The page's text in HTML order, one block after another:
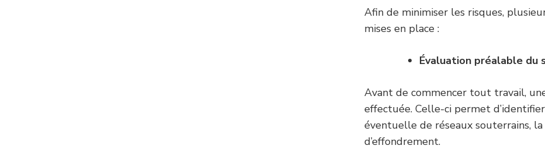
Afin de minimiser les risques,
mises en place :
Évaluation préalable du
Avant de commencer tout travail,
effectuée. Celle-ci permet
éventuelle de réseaux souterrains,
d’effondrement.